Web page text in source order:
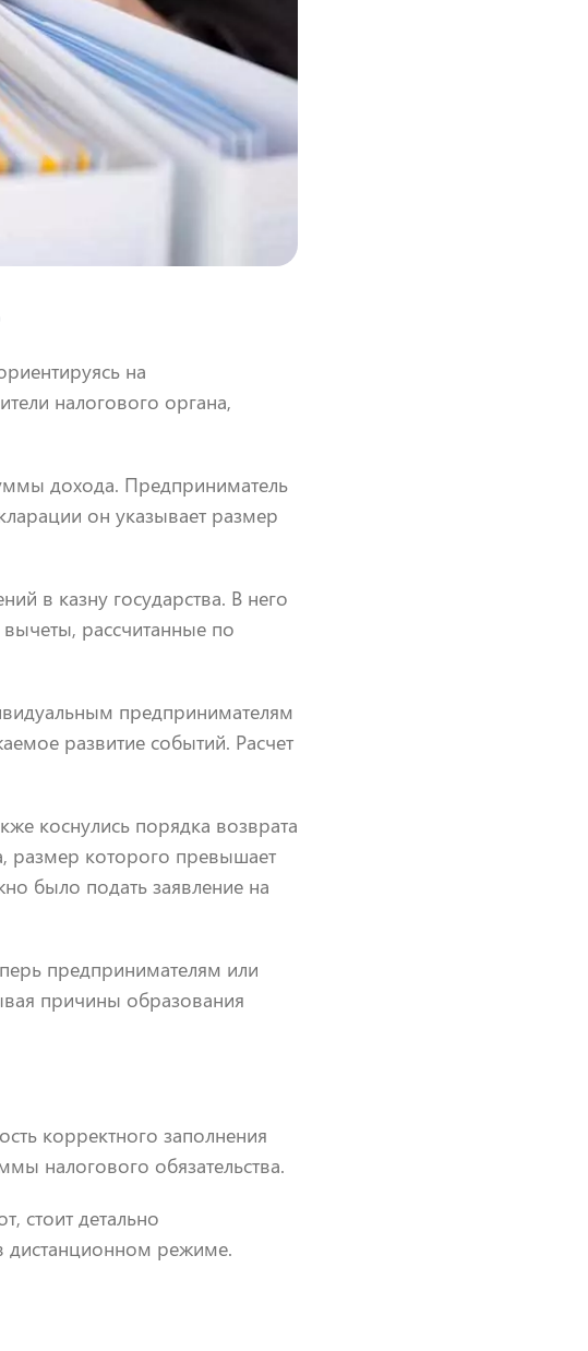
на
налогового органа,
дохода. Предприниматель
он указывает размер
в казну государства. В него
рассчитанные по
предпринимателям
развитие событий. Расчет
коснулись порядка возврата
размер которого превышает
было подать заявление на
предпринимателям или
причины образования
корректного заполнения
налогового обязательства.
стоит детально
дистанционном режиме.